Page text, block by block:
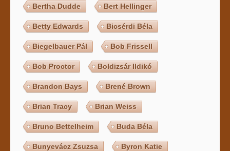
Bertha Dudde Bert Hellinger
Betty Edwards Bicsérdi Béla
Biegelbauer Pál Bob Frissell
Bob Proctor Boldizsár Ildikó
Brandon Bays Brené Brown
Brian Tracy Brian Weiss
Bruno Bettelheim Buda Béla
Bunyevácz Zsuzsa Byron Katie